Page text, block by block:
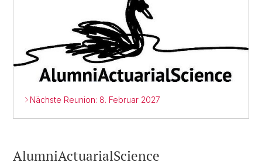
Nächste Reunion: 8. Februar 2027
AlumniActuarialScience